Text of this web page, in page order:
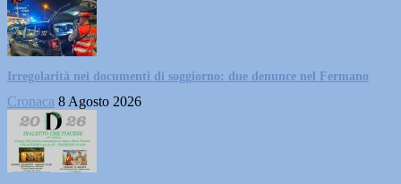
Irregolarità nei documenti di soggiorno: due denunce nel Fermano
Cronaca 8 Agosto 2026